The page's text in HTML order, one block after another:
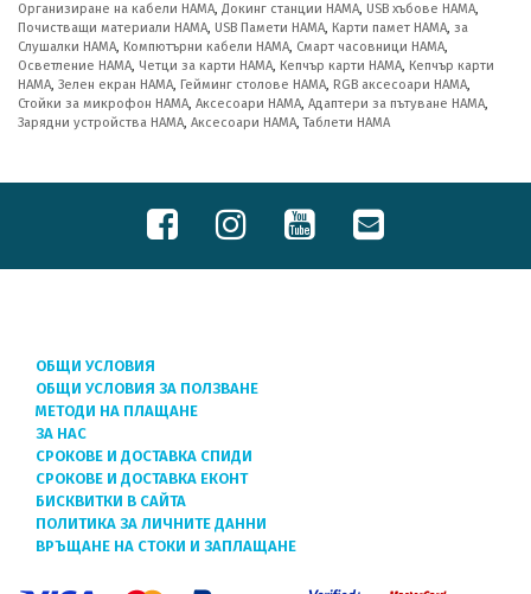
Организиране на кабели HAMA, Докинг станции HAMA, USB хъбове HAMA,
Почистващи материали HAMA, USB Памети HAMA, Карти памет HAMA, за
Слушалки HAMA, Компютърни кабели HAMA, Смарт часовници HAMA,
Осветление HAMA, Четци за карти HAMA, Кепчър карти HAMA, Кепчър карти
HAMA, Зелен екран HAMA, Гейминг столове HAMA, RGB аксесоари HAMA,
Стойки за микрофон HAMA, Аксесоари HAMA, Адаптери за пътуване HAMA,
Зарядни устройства HAMA, Аксесоари HAMA,Таблети HAMA
ОБЩИ УСЛОВИЯ
ОБЩИ УСЛОВИЯ ЗА ПОЛЗВАНЕ
МЕТОДИ НА ПЛАЩАНЕ
ЗА НАС
СРОКОВЕ И ДОСТАВКА СПИДИ
СРОКОВЕ И ДОСТАВКА ЕКОНТ
БИСКВИТКИ В САЙТА
ПОЛИТИКА ЗА ЛИЧНИТЕ ДАННИ
ВРЪЩАНЕ НА СТОКИ И ЗАПЛАЩАНЕ